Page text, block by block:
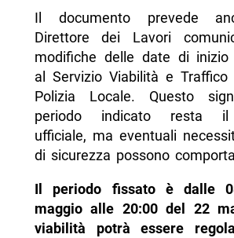
Il documento prevede
Direttore dei Lavori
modifiche delle date di
al Servizio Viabilità e
Polizia Locale. Questo
periodo indicato resta il
ufficiale, ma eventuali
di sicurezza possono
Il periodo fissato è dalle
maggio alle 20:00 del 22
viabilità potrà essere